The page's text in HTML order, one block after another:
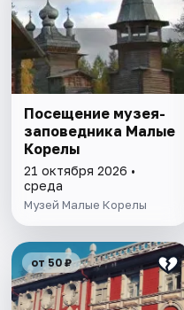
Посещение музея-
заповедника Малые
Корелы
21 октября 2026 •
среда
Музей Малые Корелы
от 50 ₽